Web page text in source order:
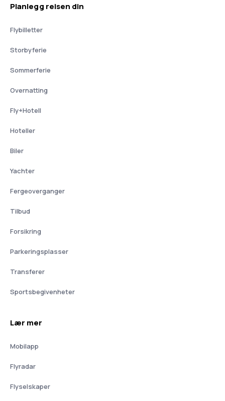
Planlegg reisen din
Flybilletter
Storbyferie
Sommerferie
Overnatting
Fly+Hotell
Hoteller
Biler
Yachter
Fergeoverganger
Tilbud
Forsikring
Parkeringsplasser
Transferer
Sportsbegivenheter
Lær mer
Mobilapp
Flyradar
Flyselskaper